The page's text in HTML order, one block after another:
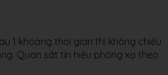
1 khoảng thời gian thì không chiếu
Quan sát tín hiệu phóng xạ theo